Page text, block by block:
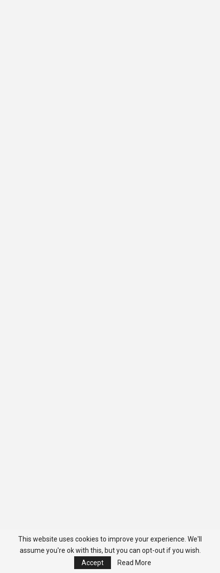
This website uses cookies to improve your experience. We'll
assume you're ok with this, but you can opt-out if you wish.
Accept
Read More